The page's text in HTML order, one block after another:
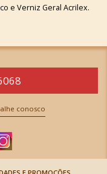
e Verniz Geral Acrilex.
conosco